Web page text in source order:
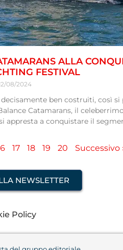
ALLA
FESTIVAL
08/2024
ben costruiti, così si
Catamarans, il
appresta a conquistare il
17 18 19 20 Successivo
NEWSLETTER
Policy